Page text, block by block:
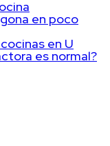
en poco
en U
es normal?